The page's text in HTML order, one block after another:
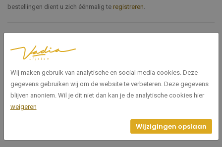
bestellingen dient u zich éénmalig te registreren.
Breedte 810
1010
Wij maken gebruik van analytische en social media cookies. Deze
gegevens gebruiken wij om de website te verbeteren. Deze gegevens
blijven anoniem. Wil je dit niet dan kan je de analytische cookies hier
weigeren
Wijzigingen opslaan